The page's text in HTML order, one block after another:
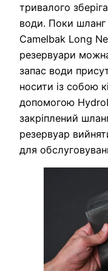
тривалого
води. Поки шланг
Camelbak Long
резервуари
запас води
носити із собою
допомогою
закріплений
резервуар
для